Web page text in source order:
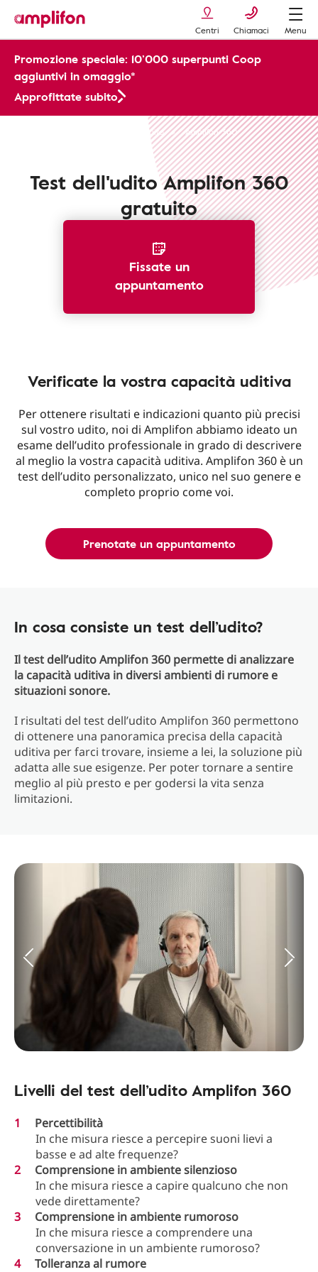
Centri Chiamaci Menu
Promozione speciale: 10’000 superpunti Coop
aggiuntivi in omaggio*
Approfittate subito
Test Udito Gratuito Amplifon 360
Test dell'udito Amplifon 360
gratuito
Fissate un
appuntamento
Verificate la vostra capacità uditiva
Per ottenere risultati e indicazioni quanto più precisi
sul vostro udito, noi di Amplifon abbiamo ideato un
esame dell’udito professionale in grado di descrivere
al meglio la vostra capacità uditiva. Amplifon 360 è un
test dell’udito personalizzato, unico nel suo genere e
completo proprio come voi.
Prenotate un appuntamento
In cosa consiste un test dell’udito?
Il test dell’udito Amplifon 360 permette di analizzare
la capacità uditiva in diversi ambienti di rumore e
situazioni sonore.
I risultati del test dell’udito Amplifon 360 permettono
di ottenere una panoramica precisa della capacità
uditiva per farci trovare, insieme a lei, la soluzione più
adatta alle sue esigenze. Per poter tornare a sentire
meglio al più presto e per godersi la vita senza
limitazioni.
Livelli del test dell’udito Amplifon 360
Percettibilità
In che misura riesce a percepire suoni lievi a
basse e ad alte frequenze?
Comprensione in ambiente silenzioso
In che misura riesce a capire qualcuno che non
vede direttamente?
Comprensione in ambiente rumoroso
In che misura riesce a comprendere una
conversazione in un ambiente rumoroso?
Tolleranza al rumore